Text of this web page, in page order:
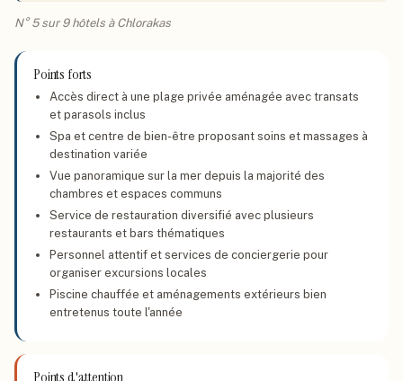
N° 5 sur 9 hôtels à Chlorakas
Points forts
Accès direct à une plage privée aménagée avec transats
et parasols inclus
Spa et centre de bien-être proposant soins et massages à
destination variée
Vue panoramique sur la mer depuis la majorité des
chambres et espaces communs
Service de restauration diversifié avec plusieurs
restaurants et bars thématiques
Personnel attentif et services de conciergerie pour
organiser excursions locales
Piscine chauffée et aménagements extérieurs bien
entretenus toute l'année
Points d'attention